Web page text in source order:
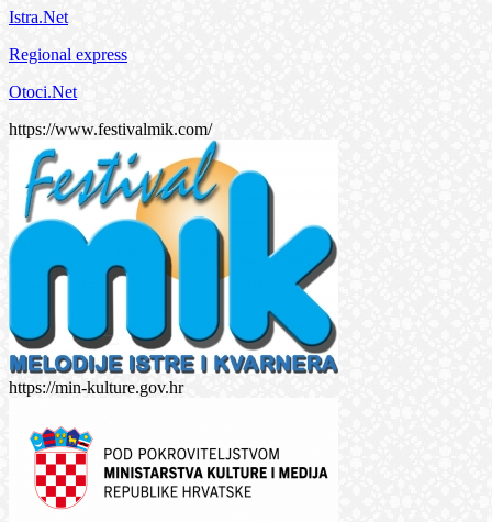
Istra.Net
Regional express
Otoci.Net
https://www.festivalmik.com/
https://min-kulture.gov.hr